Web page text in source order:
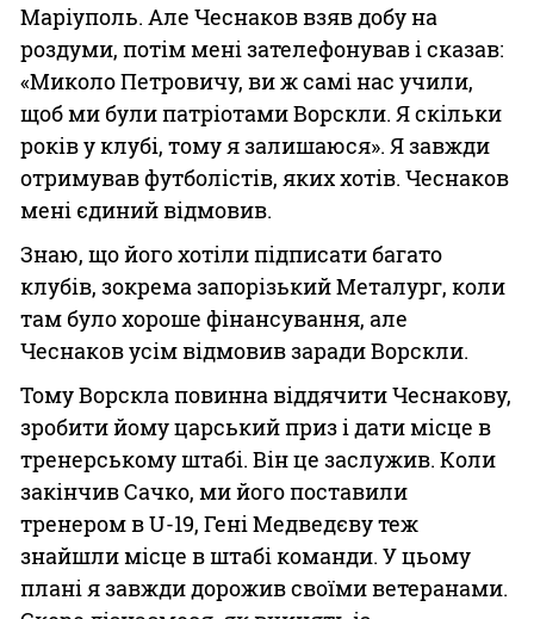
Маріуполь. Але Чеснаков взяв добу на
роздуми, потім мені зателефонував і сказав:
«Миколо Петровичу, ви ж самі нас учили,
щоб ми були патріотами Ворскли. Я скільки
років у клубі, тому я залишаюся». Я завжди
отримував футболістів, яких хотів. Чеснаков
мені єдиний відмовив.
Знаю, що його хотіли підписати багато
клубів, зокрема запорізький Металург, коли
там було хороше фінансування, але
Чеснаков усім відмовив заради Ворскли.
Тому Ворскла повинна віддячити Чеснакову,
зробити йому царський приз і дати місце в
тренерському штабі. Він це заслужив. Коли
закінчив Сачко, ми його поставили
тренером в U-19, Гені Медведєву теж
знайшли місце в штабі команди. У цьому
плані я завжди дорожив своїми ветеранами.